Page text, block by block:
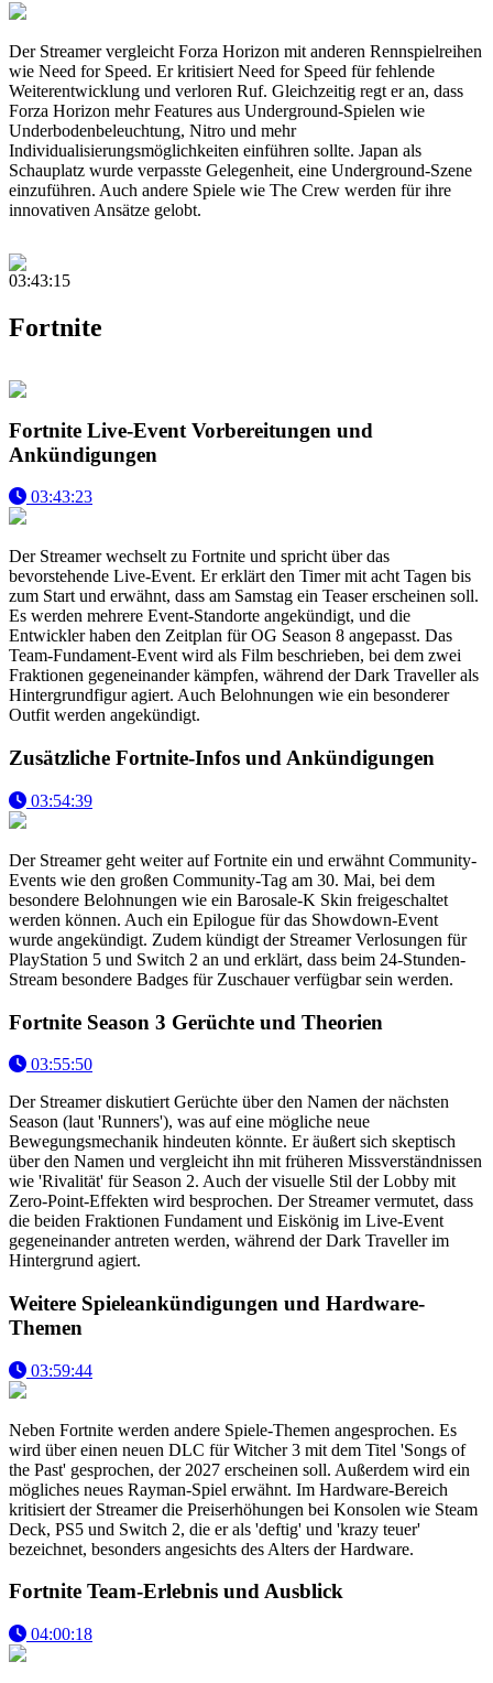
Der Streamer vergleicht Forza Horizon mit anderen Rennspielreihen
wie Need for Speed. Er kritisiert Need for Speed für fehlende
Weiterentwicklung und verloren Ruf. Gleichzeitig regt er an, dass
Forza Horizon mehr Features aus Underground-Spielen wie
Underbodenbeleuchtung, Nitro und mehr
Individualisierungsmöglichkeiten einführen sollte. Japan als
Schauplatz wurde verpasste Gelegenheit, eine Underground-Szene
einzuführen. Auch andere Spiele wie The Crew werden für ihre
innovativen Ansätze gelobt.
03:43:15
Fortnite
Fortnite Live-Event Vorbereitungen und
Ankündigungen
03:43:23
Der Streamer wechselt zu Fortnite und spricht über das
bevorstehende Live-Event. Er erklärt den Timer mit acht Tagen bis
zum Start und erwähnt, dass am Samstag ein Teaser erscheinen soll.
Es werden mehrere Event-Standorte angekündigt, und die
Entwickler haben den Zeitplan für OG Season 8 angepasst. Das
Team-Fundament-Event wird als Film beschrieben, bei dem zwei
Fraktionen gegeneinander kämpfen, während der Dark Traveller als
Hintergrundfigur agiert. Auch Belohnungen wie ein besonderer
Outfit werden angekündigt.
Zusätzliche Fortnite-Infos und Ankündigungen
03:54:39
Der Streamer geht weiter auf Fortnite ein und erwähnt Community-
Events wie den großen Community-Tag am 30. Mai, bei dem
besondere Belohnungen wie ein Barosale-K Skin freigeschaltet
werden können. Auch ein Epilogue für das Showdown-Event
wurde angekündigt. Zudem kündigt der Streamer Verlosungen für
PlayStation 5 und Switch 2 an und erklärt, dass beim 24-Stunden-
Stream besondere Badges für Zuschauer verfügbar sein werden.
Fortnite Season 3 Gerüchte und Theorien
03:55:50
Der Streamer diskutiert Gerüchte über den Namen der nächsten
Season (laut 'Runners'), was auf eine mögliche neue
Bewegungsmechanik hindeuten könnte. Er äußert sich skeptisch
über den Namen und vergleicht ihn mit früheren Missverständnissen
wie 'Rivalität' für Season 2. Auch der visuelle Stil der Lobby mit
Zero-Point-Effekten wird besprochen. Der Streamer vermutet, dass
die beiden Fraktionen Fundament und Eiskönig im Live-Event
gegeneinander antreten werden, während der Dark Traveller im
Hintergrund agiert.
Weitere Spieleankündigungen und Hardware-
Themen
03:59:44
Neben Fortnite werden andere Spiele-Themen angesprochen. Es
wird über einen neuen DLC für Witcher 3 mit dem Titel 'Songs of
the Past' gesprochen, der 2027 erscheinen soll. Außerdem wird ein
mögliches neues Rayman-Spiel erwähnt. Im Hardware-Bereich
kritisiert der Streamer die Preiserhöhungen bei Konsolen wie Steam
Deck, PS5 und Switch 2, die er als 'deftig' und 'krazy teuer'
bezeichnet, besonders angesichts des Alters der Hardware.
Fortnite Team-Erlebnis und Ausblick
04:00:18